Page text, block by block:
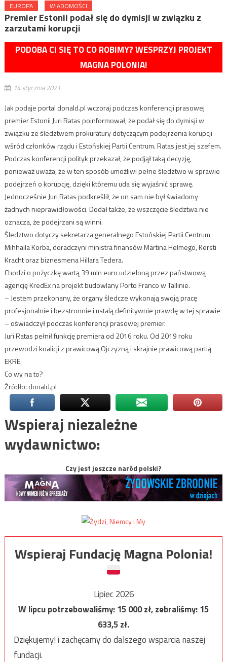
EUROPA WIADOMOŚCI
Premier Estonii podał się do dymisji w związku z
zarzutami korupcji
PODOBA CI SIĘ TO CO ROBIMY? WESPRZYJ PROJEKT
MAGNA POLONIA!
14 stycznia 2021
Jak podaje portal donald.pl wczoraj podczas konferencji prasowej
premier Estonii Juri Ratas poinformował, że podał się do dymisji w
związku ze śledztwem prokuratury dotyczącym podejrzenia korupcji
wśród członków rządu i Estońskiej Partii Centrum. Ratas jest jej szefem.
Podczas konferencji polityk przekazał, że podjął taką decyzję,
ponieważ uważa, że w ten sposób umożliwi pełne śledztwo w sprawie
podejrzeń o korupcję, dzięki któremu uda się wyjaśnić sprawę.
Jednocześnie Juri Ratas podkreślił, że on sam nie był świadomy
żadnych nieprawidłowości. Dodał także, że wszczęcie śledztwa nie
oznacza, że podejrzani są winni.
Śledztwo dotyczy sekretarza generalnego Estońskiej Partii Centrum
Mihhaila Korba, doradczyni ministra finansów Martina Helmego, Kersti
Kracht oraz biznesmena Hillara Tedera.
Chodzi o pożyczkę wartą 39 mln euro udzieloną przez państwową
agencję KredEx na projekt budowlany Porto Franco w Tallinie.
– Jestem przekonany, że organy śledcze wykonają swoją pracę
profesjonalnie i bezstronnie i ustalą definitywnie prawdę w tej sprawie
– oświadczył podczas konferencji prasowej premier.
Juri Ratas pełnił funkcję premiera od 2016 roku. Od 2019 roku
przewodzi koalicji z prawicową Ojczyzną i skrajnie prawicową partią
EKRE.
Co wy na to?
Źródło: donald.pl
Wspieraj niezależne
wydawnictwo:
Czy jest jeszcze naród polski?
Wspieraj Fundację Magna Polonia!
Lipiec 2026
W lipcu potrzebowaliśmy:15 000zł, zebraliśmy:15
633,5zł.
Dziękujemy! i zachęcamy do dalszego wsparcia naszej
fundacji.